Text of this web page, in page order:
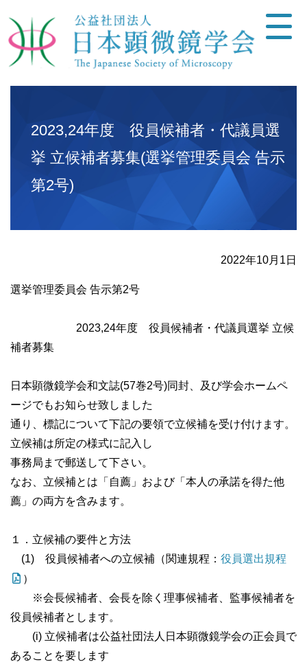
2023,24年度 役員候補者・代議員選
挙 立候補者募集(選挙管理委員会 告示
第2号)
2022年10月1日
選挙管理委員会 告示第2号
2023,24年度 役員候補者・代議員選挙 立候
補者募集
日本顕微鏡学会和文誌(57巻2号)同封、及び学会ホームペ
ージでもお知らせ致しました
通り、標記について下記の要領で立候補を受け付けます。
立候補は所定の様式に記入し
事務局まで郵送して下さい。
なお、立候補とは「自薦」および「本人の承諾を得た他
薦」の両方を含みます。
１．立候補の要件と方法
(1) 役員候補者への立候補（関連規程： 役員選出規程
）
※会長候補者、会長を除く理事候補者、監事候補者を
役員候補者とします。
(i) 立候補者は公益社団法人日本顕微鏡学会の正会員で
あることを要します